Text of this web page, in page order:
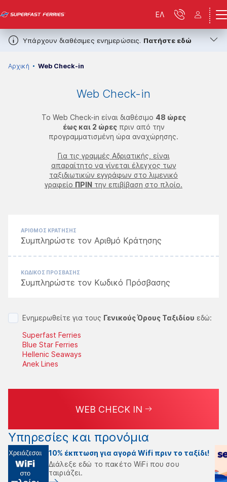
Υπάρχουν διαθέσιμες ενημερώσεις. Πατήστε εδώ
ΕΛ
Αρχική Web Check-in
Web Check-in
Το Web Check-in είναι διαθέσιμο 48 ώρες
έως και 2 ώρεςπριν από την
προγραμματισμένη ώρα αναχώρησης.
Για τις γραμμές Αδριατικής, είναι
απαραίτητο να γίνεται έλεγχος των
ταξιδιωτικών εγγράφων στο λιμενικό
γραφείο ΠΡΙΝ την επιβίβαση στο πλοίο.
ΑΡΙΘΜΟΣ ΚΡΑΤΗΣΗΣ
ΚΩΔΙΚΟΣ ΠΡΟΣΒΑΣΗΣ
Ενημερωθείτε για τους Γενικούς Όρους Ταξιδίου εδώ:
Superfast Ferries
Blue Star Ferries
Hellenic Seaways
Anek Lines
WEB CHECK IN
Υπηρεσίες και προνόμια
10% έκπτωση για αγορά Wifi πριν το ταξίδι!
Διάλεξε εδώ το πακέτο WiFi που σου
ταιριάζει.